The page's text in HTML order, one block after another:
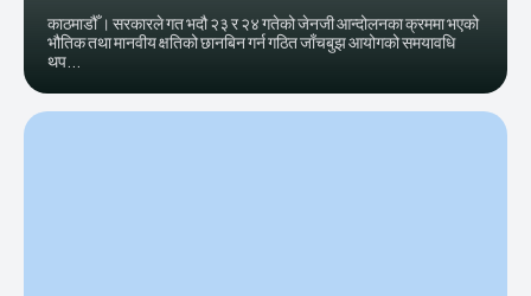
काठमाडौँ । सरकारले गत भदौ २३ र २४ गतेको जेनजी आन्दोलनका क्रममा भएको
भौतिक तथा मानवीय क्षतिको छानबिन गर्न गठित जाँचबुझ आयोगको समयावधि
थप...